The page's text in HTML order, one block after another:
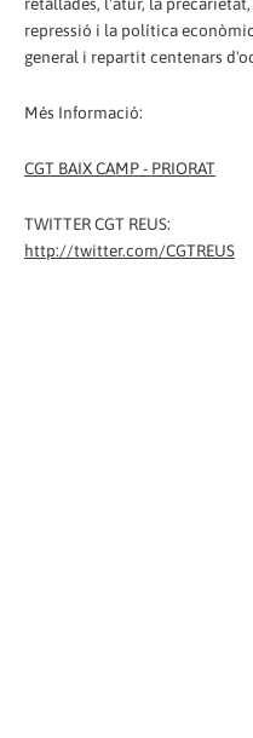
repressió i la política
general i repartit centenars
Més Informació:
CGT BAIX CAMP - PRIORAT
TWITTER CGT REUS:
http://twitter.com/CGTREUS